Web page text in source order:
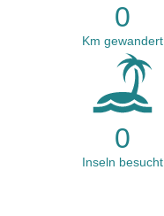
0
Km gewandert
0
Inseln besucht